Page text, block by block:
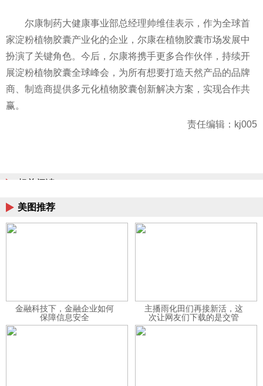
尔康制药大健康事业部总经理帅维佳表示，作为全球首
家淀粉植物胶囊产业化的企业，尔康在植物胶囊市场发展中
扮演了关键角色。今后，尔康将携手更多合作伙伴，持续开
展淀粉植物胶囊全球峰会，为所有想要打造天然产品的品牌
商、制造商提供多元化植物胶囊创新解决方案，实现合作共
赢。
责任编辑：kj005
相关阅读
美图推荐
金融科技下，金融企业如何
保障信息安全
主播雨化田们再接新活，这
次让网友们下载的是交管
12123APP